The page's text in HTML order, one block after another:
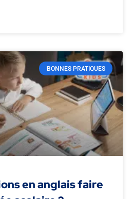
BONNES PRATIQUES
en anglais faire